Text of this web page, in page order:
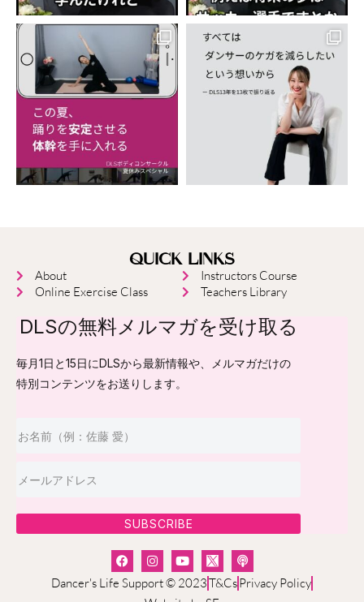
QUICK LINKS
About
Online Exercise Class
Instructors Course
Teachers Library
DLSの無料メルマガを受け取る
毎月1日と15日にDLSから最新情報や、メルマガだけの
特別コンテンツをお送りします。
SUBSCRIBE
Dancer's Life Support © 2023T&CsPrivacy Policy